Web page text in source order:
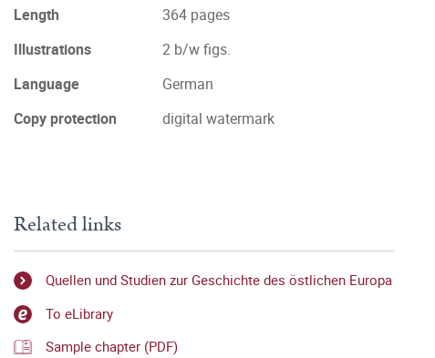
Length
364 pages
Illustrations
2 b/w figs.
Language
German
Copy protection
digital watermark
Related links
Quellen und Studien zur Geschichte des östlichen Europa
To eLibrary
Sample chapter (PDF)